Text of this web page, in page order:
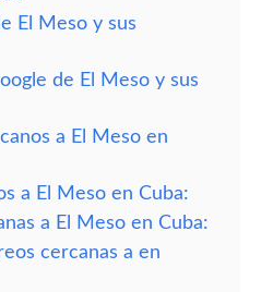
El Meso y sus
de El Meso y sus
a El Meso en
a El Meso en Cuba:
a El Meso en Cuba:
cercanas a en